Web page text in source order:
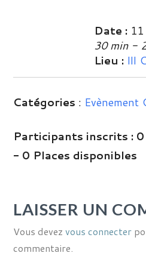
Date :
30 min -
Lieu : Ill
Catégories : Evènement
Participants inscrits :
- 0 Places disponibles
LAISSER UN
Vous devezvous connecter
commentaire.